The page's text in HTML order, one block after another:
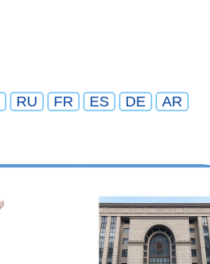
RU FR ES DE AR